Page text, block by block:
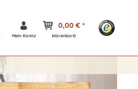
Mein Konto
0,00 € *
Warenkorb